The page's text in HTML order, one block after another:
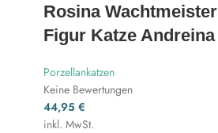
Rosina Wachtmeister
Figur Katze Andreina
Porzellankatzen
Keine Bewertungen
44,95 €
inkl. MwSt.